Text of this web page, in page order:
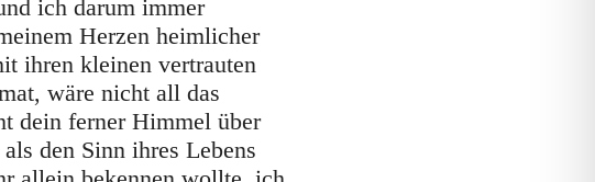
ich darum immer
Herzen heimlicher
ihren kleinen vertrauten
wäre nicht all das
dein ferner Himmel über
den Sinn ihres Lebens